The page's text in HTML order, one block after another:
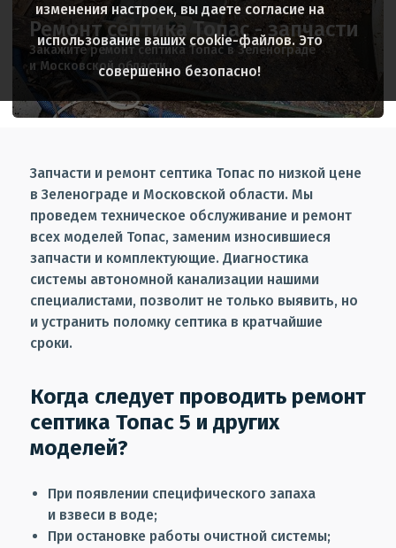
Ремонт септика Топас - запчасти
Закажите ремонт септика Топас в Зеленограде
и Московской области.
Запчасти и ремонт септика Топас по низкой цене
в Зеленограде и Московской области. Мы
проведем техническое обслуживание и ремонт
всех моделей Топас, заменим износившиеся
запчасти и комплектующие. Диагностика
системы автономной канализации нашими
специалистами, позволит не только выявить, но
и устранить поломку септика в кратчайшие
сроки.
Когда следует проводить ремонт
септика Топас 5 и других
моделей?
При появлении специфического запаха
и взвеси в воде;
При остановке работы очистной системы;
изменения настроек, вы даете согласие на
использование ваших cookie-файлов. Это
совершенно безопасно!